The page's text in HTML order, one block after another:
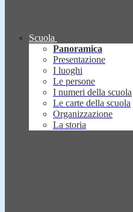
Scuola
Panoramica
Presentazione
I luoghi
Le persone
I numeri della scuola
Le carte della scuola
Organizzazione
La storia